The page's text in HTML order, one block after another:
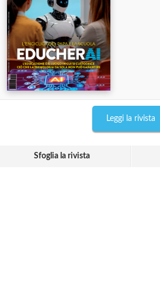
Leggi la rivista
Sfoglia la rivista